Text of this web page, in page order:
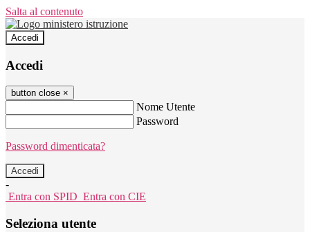
Salta al contenuto
Accedi
Accedi
button close ×
Nome Utente
Password
Password dimenticata?
-
Entra con SPID Entra con CIE
Seleziona utente